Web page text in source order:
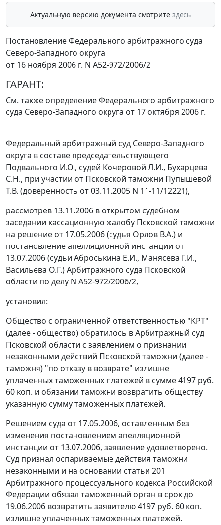
Актуальную версию документа смотрите здесь
Постановление Федерального арбитражного суда
Северо-Западного округа
от 16 ноября 2006 г. N А52-972/2006/2
ГАРАНТ:
См. также определение Федерального арбитражного
суда Северо-Западного округа от 17 октября 2006 г.
Федеральный арбитражный суд Северо-Западного
округа в составе председательствующего
Подвального И.О., судей Кочеровой Л.И., Бухарцева
С.Н., при участии от Псковской таможни Пупышевой
Т.В. (доверенность от 03.11.2005 N 11-11/12221),
рассмотрев 13.11.2006 в открытом судебном
заседании кассационную жалобу Псковской таможни
на решение от 17.05.2006 (судья Орлов В.А.) и
постановление апелляционной инстанции от
13.07.2006 (судьи Аброськина Е.И., Манясева Г.И.,
Васильева О.Г.) Арбитражного суда Псковской
области по делу N А52-972/2006/2,
установил:
Общество с ограниченной ответственностью "КРТ"
(далее - общество) обратилось в Арбитражный суд
Псковской области с заявлением о признании
незаконными действий Псковской таможни (далее -
таможня) "по отказу в возврате" излишне
уплаченных таможенных платежей в сумме 4197 руб.
60 коп. и обязании таможни возвратить обществу
указанную сумму таможенных платежей.
Решением суда от 17.05.2006, оставленным без
изменения постановлением апелляционной
инстанции от 13.07.2006, заявление удовлетворено.
Суд признал оспариваемые действия таможни
незаконными и на основании статьи 201
Арбитражного процессуального кодекса Российской
Федерации обязал таможенный орган в срок до
19.06.2006 возвратить заявителю 4197 руб. 60 коп.
излишне уплаченных таможенных платежей.